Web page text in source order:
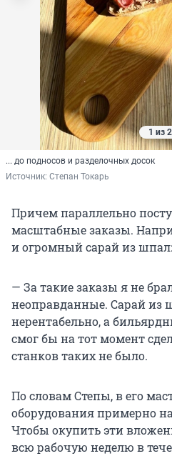
1 из 2
... до подносов и разделочных досок
Источник: Степан Токарь
Причем параллельно
масштабные заказы.
и огромный сарай из шпал:
— За такие заказы я не
неоправданные. Сарай из
нерентабельно, а
смог бы на тот момент
станков таких не было.
По словам Степы, в его
оборудования примерно
Чтобы окупить эти
всю рабочую неделю в